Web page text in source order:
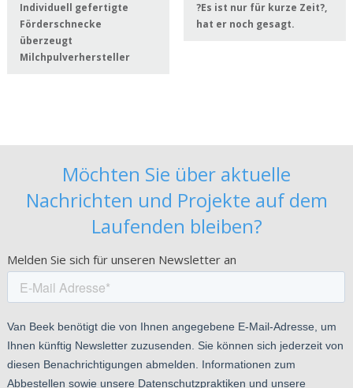
Individuell gefertigte
Förderschnecke
überzeugt
Milchpulverhersteller
?Es ist nur für kurze Zeit?,
hat er noch gesagt.
Möchten Sie über aktuelle
Nachrichten und Projekte auf dem
Laufenden bleiben?
Melden Sie sich für unseren Newsletter an